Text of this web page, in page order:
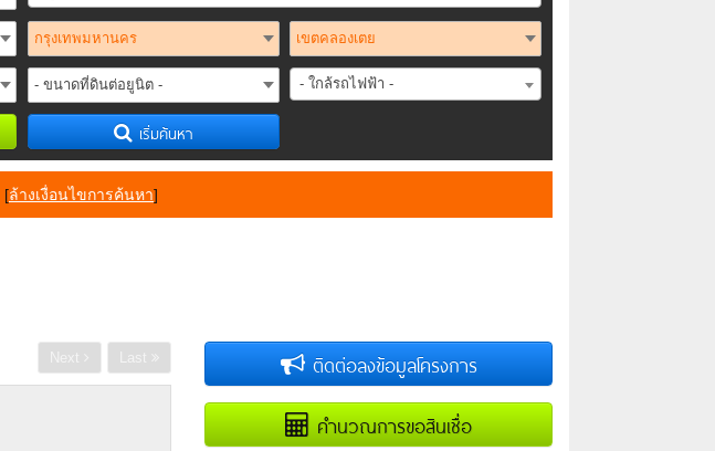
- ใกล้รถไฟฟ้า -
เริ่มค้นหา
[ล้างเงื่อนไขการค้นหา]
Last
Next
ติดต่อลงข้อมูลโครงการ
คำนวณการขอสินเชื่อ